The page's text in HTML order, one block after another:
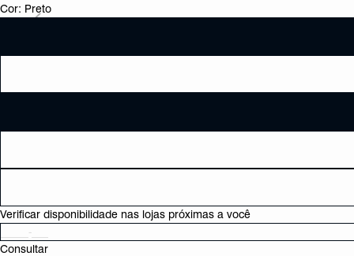
Cor: Preto
Verificar disponibilidade nas lojas próximas a você
Consultar